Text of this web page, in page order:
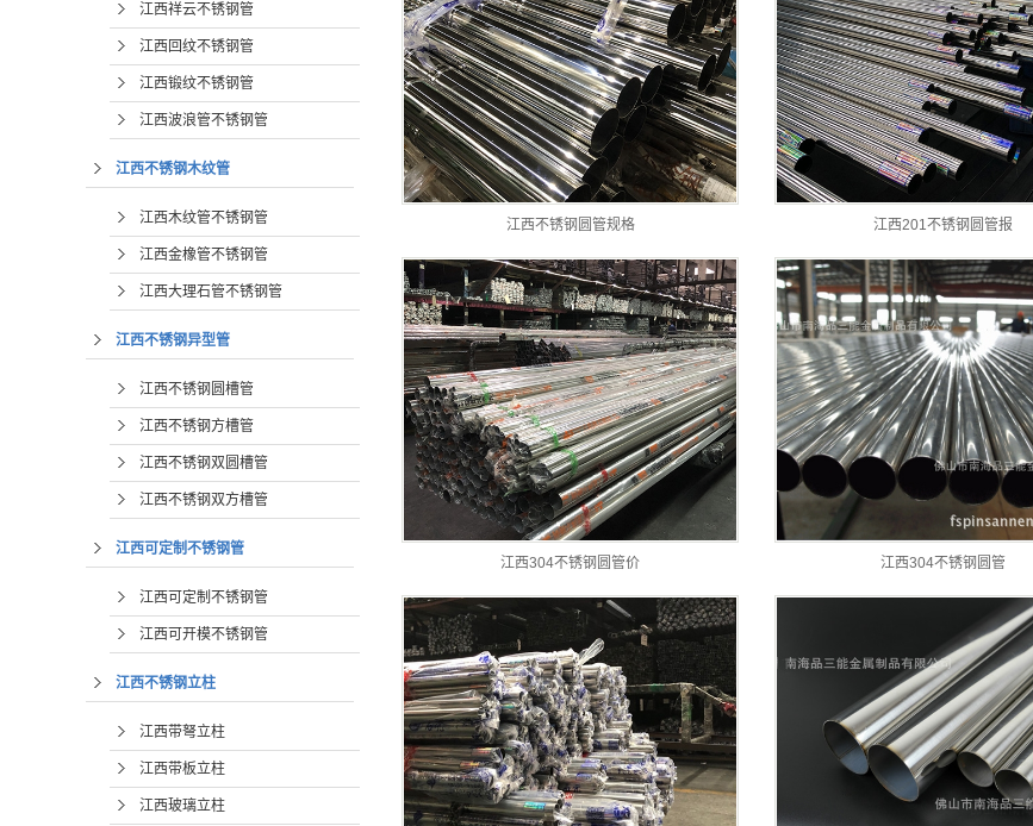
江西祥云不锈钢管
江西回纹不锈钢管
江西锻纹不锈钢管
江西波浪管不锈钢管
江西不锈钢木纹管
江西木纹管不锈钢管
江西金橡管不锈钢管
江西大理石管不锈钢管
江西不锈钢异型管
江西不锈钢圆槽管
江西不锈钢方槽管
江西不锈钢双圆槽管
江西不锈钢双方槽管
江西可定制不锈钢管
江西可定制不锈钢管
江西可开模不锈钢管
江西不锈钢立柱
江西带弩立柱
江西带板立柱
江西玻璃立柱
江西不锈钢圆管规格 江西201不锈钢圆管报
江西304不锈钢圆管价 江西304不锈钢圆管